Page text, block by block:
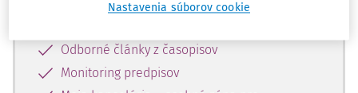
vybranému obsahu:
Odborné články z časopisov
Monitoring predpisov
Nastavenia súborov cookie